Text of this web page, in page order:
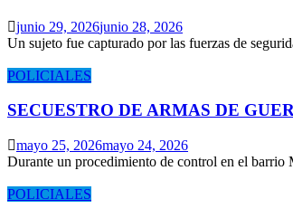
junio 29, 2026junio 28, 2026
Un sujeto fue capturado por las fuerzas de
POLICIALES
SECUESTRO DE ARMAS DE
mayo 25, 2026mayo 24, 2026
Durante un procedimiento de control en el
POLICIALES